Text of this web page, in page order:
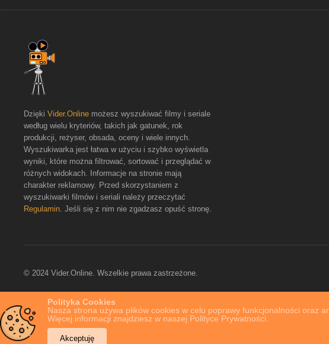
Polityka Cookies
Nasza strona używa plików cookies w celu poprawy funkcjonalności oraz
Więcej informacji znajdziesz w naszej Polityce Prywatności.
Akceptuję
Dzięki Vider.Online możesz wyszukiwać filmy i seriale
według wielu kryteriów, takich jak gatunek, rok
produkcji, reżyser, obsada, oceny i wiele innych.
Wyszukiwarka jest łatwa w użyciu i szybko wyświetla
wyniki, które można filtrować, sortować i przeglądać w
różnych widokach. Informacje na stronie mają
charakter reklamowy. Przed skorzystaniem z
wyszukiwarki filmów i seriali należy przeczytać
Regulamin. Jeśli się z nim nie zgadzasz opuść stronę.
© 2024 Vider.Online. Wszelkie prawa zastrzeżone.